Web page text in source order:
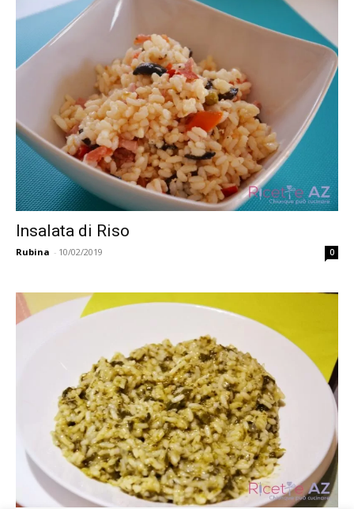
Insalata di Riso
Rubina - 10/02/2019 0